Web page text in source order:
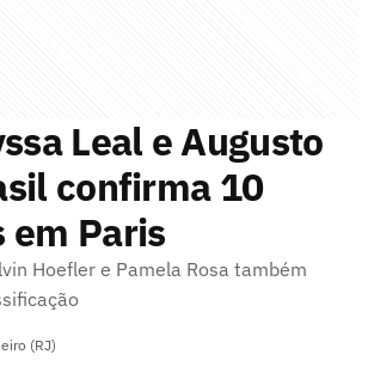
Leal e Augusto
confirma 10
em Paris
Hoefler e Pamela Rosa também
(RJ)